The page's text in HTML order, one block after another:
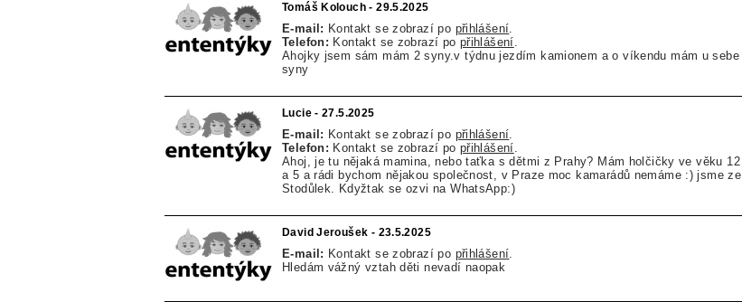
Tomáš Kolouch - 29.5.2025
E-mail: Kontakt se zobrazí po přihlášení
Telefon: Kontakt se zobrazí po přihlášení
Ahojky jsem sám mám 2 syny.v týdnu jezdím kamionem a o víkendu mám u sebe
syny
Lucie - 27.5.2025
E-mail: Kontakt se zobrazí po přihlášení
Telefon: Kontakt se zobrazí po přihlášení
Ahoj, je tu nějaká mamina, nebo taťka s dětmi z Prahy? Mám holčičky ve věku 12
a 5 a rádi bychom nějakou společnost, v Praze moc kamarádů nemáme :) jsme ze
Stodůlek. Kdyžtak se ozvi na WhatsApp:)
David Jeroušek - 23.5.2025
E-mail: Kontakt se zobrazí po přihlášení
Hledám vážný vztah děti nevadí naopak